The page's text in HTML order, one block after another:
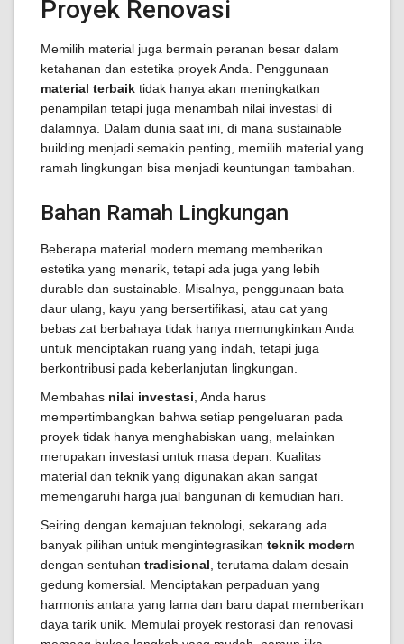
Proyek Renovasi
Memilih material juga bermain peranan besar dalam
ketahanan dan estetika proyek Anda. Penggunaan
material terbaik tidak hanya akan meningkatkan
penampilan tetapi juga menambah nilai investasi di
dalamnya. Dalam dunia saat ini, di mana sustainable
building menjadi semakin penting, memilih material yang
ramah lingkungan bisa menjadi keuntungan tambahan.
Bahan Ramah Lingkungan
Beberapa material modern memang memberikan
estetika yang menarik, tetapi ada juga yang lebih
durable dan sustainable. Misalnya, penggunaan bata
daur ulang, kayu yang bersertifikasi, atau cat yang
bebas zat berbahaya tidak hanya memungkinkan Anda
untuk menciptakan ruang yang indah, tetapi juga
berkontribusi pada keberlanjutan lingkungan.
Membahas nilai investasi , Anda harus
mempertimbangkan bahwa setiap pengeluaran pada
proyek tidak hanya menghabiskan uang, melainkan
merupakan investasi untuk masa depan. Kualitas
material dan teknik yang digunakan akan sangat
memengaruhi harga jual bangunan di kemudian hari.
Seiring dengan kemajuan teknologi, sekarang ada
banyak pilihan untuk mengintegrasikan teknik modern
dengan sentuhan tradisional , terutama dalam desain
gedung komersial. Menciptakan perpaduan yang
harmonis antara yang lama dan baru dapat memberikan
daya tarik unik. Memulai proyek restorasi dan renovasi